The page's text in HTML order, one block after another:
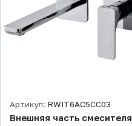
Артикул: RWIT6AC5CC03
Внешняя часть смесителя